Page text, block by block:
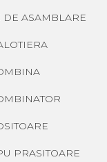
DE ASAMBLARE
PRASITOARE